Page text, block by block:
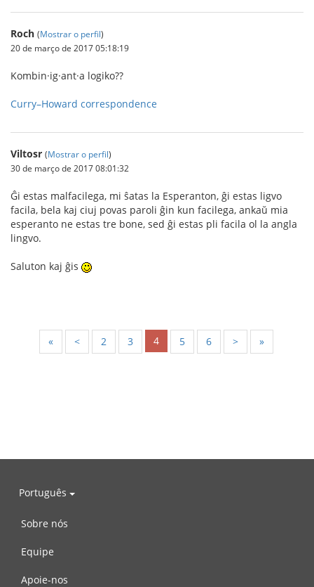
Roch (Mostrar o perfil)
20 de março de 2017 05:18:19
Kombin·ig·ant·a logiko??
Curry–Howard correspondence
Viltosr (Mostrar o perfil)
30 de março de 2017 08:01:32
Ĝi estas malfacilega, mi ŝatas la Esperanton, ĝi estas ligvo
facila, bela kaj ciuj povas paroli ĝin kun facilega, ankaŭ mia
esperanto ne estas tre bone, sed ĝi estas pli facila ol la angla
lingvo.
Saluton kaj ĝis
« < 2 3 4 5 6 > »
Português
Sobre nós
Equipe
Apoie-nos